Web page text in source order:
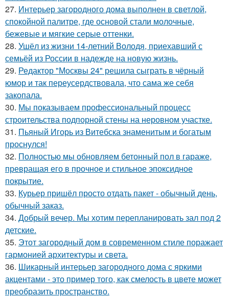
27. Интерьер загородного дома выполнен в светлой,
спокойной палитре, где основой стали молочные,
бежевые и мягкие серые оттенки.
28. Ушёл из жизни 14-летний Володя, приехавший с
семьёй из России в надежде на новую жизнь.
29. Редактор "Москвы 24" решила сыграть в чёрный
юмор и так переусердствовала, что сама же себя
закопала.
30. Мы показываем профессиональный процесс
строительства подпорной стены на неровном участке.
31. Пьяный Игорь из Витебска знаменитым и богатым
проснулся!
32. Полностью мы обновляем бетонный пол в гараже,
превращая его в прочное и стильное эпоксидное
покрытие.
33. Курьер пришёл просто отдать пакет - обычный день,
обычный заказ.
34. Добрый вечер. Мы хотим перепланировать зал под 2
детские.
35. Этот загородный дом в современном стиле поражает
гармонией архитектуры и света.
36. Шикарный интерьер загородного дома с яркими
акцентами - это пример того, как смелость в цвете может
преобразить пространство.